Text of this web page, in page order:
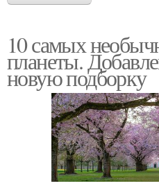
10 самых
планеты.
новую подборку